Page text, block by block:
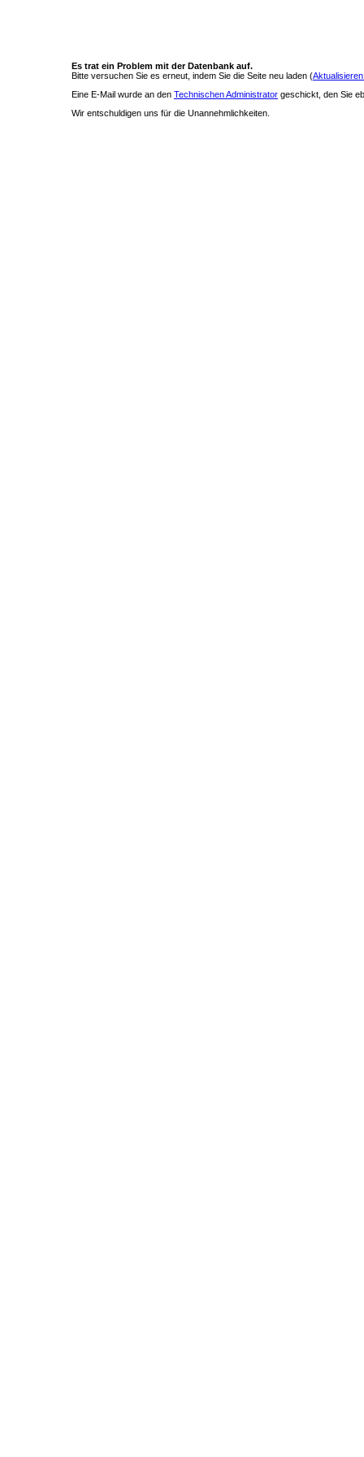
Es trat ein Problem mit der Datenbank auf.
Bitte versuchen Sie es erneut, indem Sie die Seite neu laden (
Eine E-Mail wurde an den Technischen Administrator geschickt, den Sie
Wir entschuldigen uns für die Unannehmlichkeiten.